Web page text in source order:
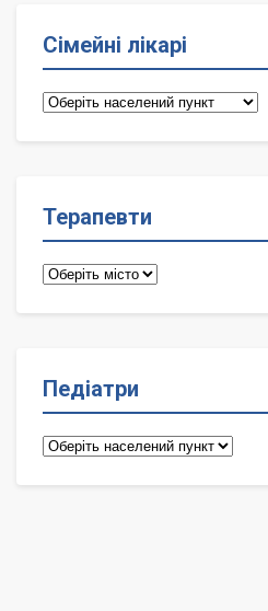
Сімейні лікарі
Сімейні
Терапевти
Терапевти
Педіатри
Педіатри